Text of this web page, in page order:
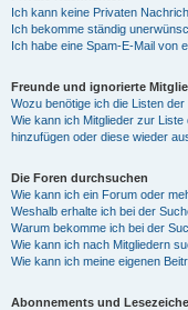
Ich kann keine Privaten
Ich bekomme ständig
Ich habe eine Spam-E-Mail von
Freunde und ignorierte
Wozu benötige ich die Listen
Wie kann ich Mitglieder zur
hinzufügen oder diese wieder
Die Foren durchsuchen
Wie kann ich ein Forum oder
Weshalb erhalte ich bei der
Warum bekomme ich bei der
Wie kann ich nach Mitgliedern
Wie kann ich meine eigenen
Abonnements und